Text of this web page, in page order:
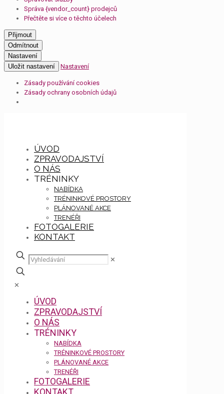
Správa {vendor_count} prodejců
Přečtěte si více o těchto účelech
Přijmout
Odmítnout
Nastavení
Uložit nastavení
Nastavení
Zásady používání cookies
Zásady ochrany osobních údajů
ÚVOD
ZPRAVODAJSTVÍ
O NÁS
TRÉNINKY
NABÍDKA
TRÉNINKOVÉ PROSTORY
PLÁNOVANÉ AKCE
TRENÉŘI
FOTOGALERIE
KONTAKT
✕
✕
ÚVOD
ZPRAVODAJSTVÍ
O NÁS
TRÉNINKY
NABÍDKA
TRÉNINKOVÉ PROSTORY
PLÁNOVANÉ AKCE
TRENÉŘI
FOTOGALERIE